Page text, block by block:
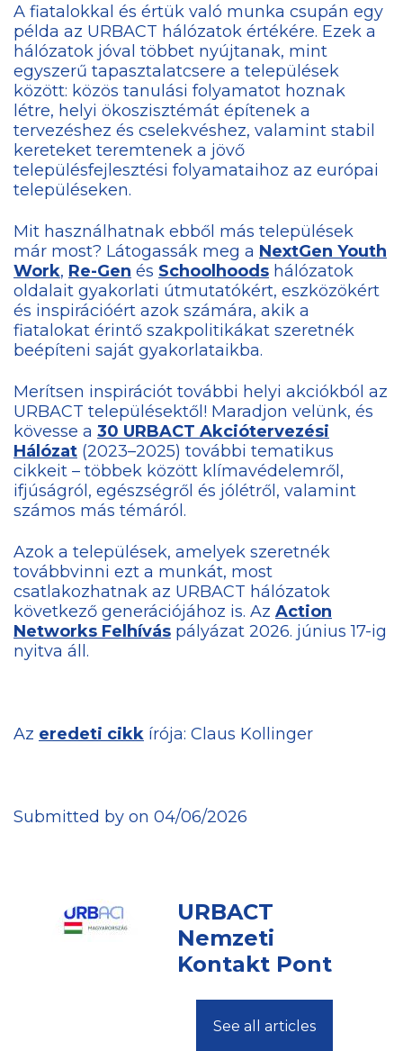
A fiatalokkal és értük való munka csupán egy
példa az URBACT hálózatok értékére. Ezek a
hálózatok jóval többet nyújtanak, mint
egyszerű tapasztalatcsere a települések
között: közös tanulási folyamatot hoznak
létre, helyi ökoszisztémát építenek a
tervezéshez és cselekvéshez, valamint stabil
kereteket teremtenek a jövő
településfejlesztési folyamataihoz az európai
településeken.
Mit használhatnak ebből más települések
már most? Látogassák meg a NextGen Youth
Work, Re-Gen és Schoolhoods hálózatok
oldalait gyakorlati útmutatókért, eszközökért
és inspirációért azok számára, akik a
fiatalokat érintő szakpolitikákat szeretnék
beépíteni saját gyakorlataikba.
Merítsen inspirációt további helyi akciókból az
URBACT településektől! Maradjon velünk, és
kövesse a 30 URBACT Akciótervezési
Hálózat (2023–2025) további tematikus
cikkeit – többek között klímavédelemről,
ifjúságról, egészségről és jólétről, valamint
számos más témáról.
Azok a települések, amelyek szeretnék
továbbvinni ezt a munkát, most
csatlakozhatnak az URBACT hálózatok
következő generációjához is. Az Action
Networks Felhívás pályázat 2026. június 17-ig
nyitva áll.
Az eredeti cikk írója: Claus Kollinger
Submitted by on 04/06/2026
URBACT
Nemzeti
Kontakt Pont
See all articles